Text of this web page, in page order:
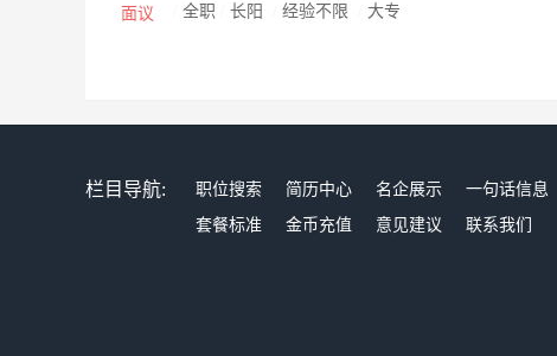
面议 全职 长阳 经验不限 大专
栏目导航: 职位搜索 简历中心 名企展示 一句话信息
套餐标准
金币充值 意见建议 联系我们